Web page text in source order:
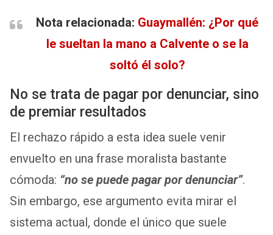
Nota relacionada: Guaymallén: ¿Por qué
le sueltan la mano a Calvente o se la
soltó él solo?
No se trata de pagar por denunciar, sino
de premiar resultados
El rechazo rápido a esta idea suele venir
envuelto en una frase moralista bastante
cómoda: “no se puede pagar por denunciar”.
Sin embargo, ese argumento evita mirar el
sistema actual, donde el único que suele